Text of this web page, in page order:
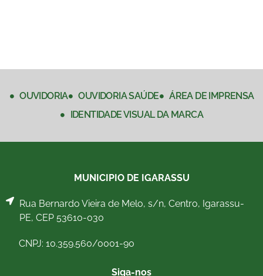
OUVIDORIA OUVIDORIA SAÚDE
ÁREA DE IMPRENSA
IDENTIDADE VISUAL DA MARCA
MUNICIPIO DE IGARASSU
Rua Bernardo Vieira de Melo, s/n, Centro, Igarassu-
PE, CEP 53610-030
CNPJ: 10.359.560/0001-90
Siga-nos